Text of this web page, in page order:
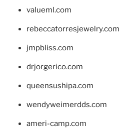
valueml.com
rebeccatorresjewelry.com
jmpbliss.com
drjorgerico.com
queensushipa.com
wendyweimerdds.com
ameri-camp.com